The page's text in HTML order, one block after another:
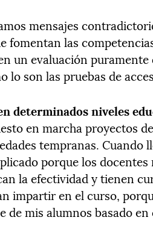
mensajes
fomentan las
un evaluación
lo son las pruebas de
determinados niveles
en marcha proyectos
tempranas. Cuando
porque los
la efectividad y tienen
impartir en el curso,
de mis alumnos basado